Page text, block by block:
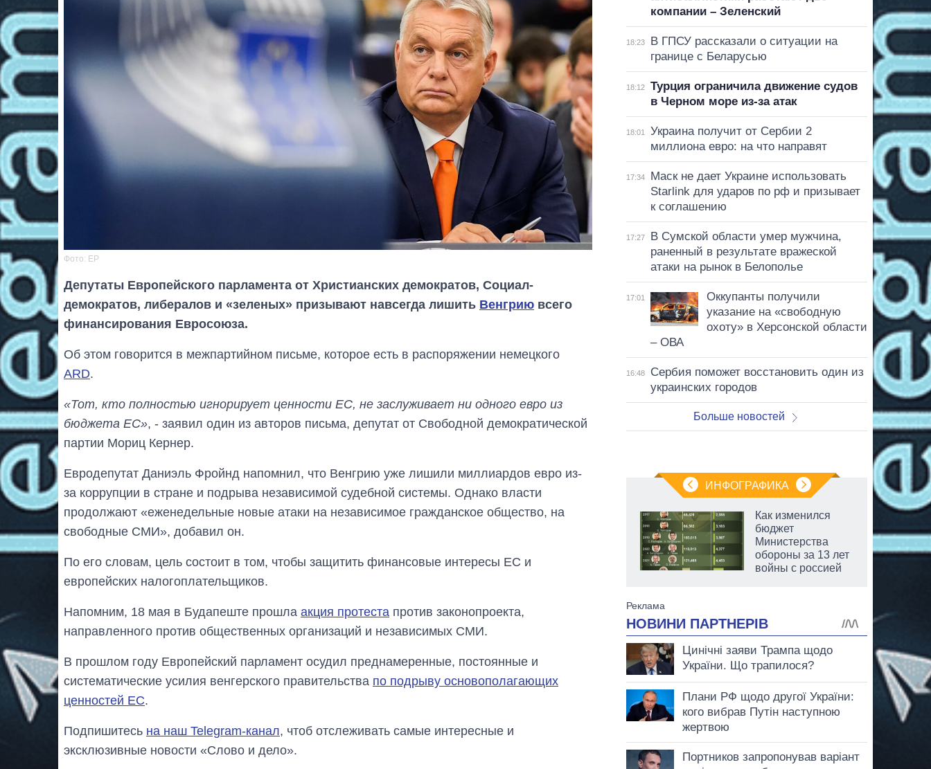
Фото: EP
Депутаты Европейского парламента от Христианских демократов, Социал-
демократов, либералов и «зеленых» призывают навсегда лишить Венгрию всего
финансирования Евросоюза.
Об этом говорится в межпартийном письме, которое есть в распоряжении немецкого
ARD.
«Тот, кто полностью игнорирует ценности ЕС, не заслуживает ни одного евро из
бюджета ЕС», - заявил один из авторов письма, депутат от Свободной демократической
партии Мориц Кернер.
Евродепутат Даниэль Фройнд напомнил, что Венгрию уже лишили миллиардов евро из-
за коррупции в стране и подрыва независимой судебной системы. Однако власти
продолжают «еженедельные новые атаки на независимое гражданское общество, на
свободные СМИ», добавил он.
По его словам, цель состоит в том, чтобы защитить финансовые интересы ЕС и
европейских налогоплательщиков.
Напомним, 18 мая в Будапеште прошла акция протеста против законопроекта,
направленного против общественных организаций и независимых СМИ.
В прошлом году Европейский парламент осудил преднамеренные, постоянные и
систематические усилия венгерского правительства по подрыву основополагающих
ценностей ЕС.
Подпишитесь на наш Telegram-канал, чтоб отслеживать самые интересные и
эксклюзивные новости «Слово и дело».
компании – Зеленский
18:23
В ГПСУ рассказали о ситуации на
границе с Беларусью
18:12
Турция ограничила движение судов
в Черном море из-за атак
18:01
Украина получит от Сербии 2
миллиона евро: на что направят
17:34
Маск не дает Украине использовать
Starlink для ударов по рф и призывает
к соглашению
17:27
В Сумской области умер мужчина,
раненный в результате вражеской
атаки на рынок в Белополье
17:01
Оккупанты получили
указание на «свободную
охоту» в Херсонской области
– ОВА
16:48
Сербия поможет восстановить один из
украинских городов
Больше новостей
ИНФОГРАФИКА
Дефицит памяти:
что прогнозируют
Как изменился
бюджет
Министерства
обороны за 13 лет
войны с россией